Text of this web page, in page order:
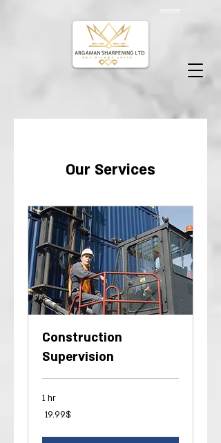
Our Services
Construction
Supervision
1 hr
19.99
דולר
‏19.99 ‏$